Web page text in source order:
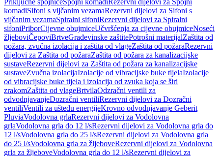
Priključne spojniceSpojni komadiRezervni dijelovi za Spojni
komadiSifoni s vijčanim vezamaRezervni dijelovi za Sifoni s
vijčanim vezamaSpiralni sifoniRezervni dijelovi za Spiralni
sifoniPriborCijevne obujmiceUčvršćenja za cijevne obujmiceNoseći
žljeboviČepoviBrtveGrađevinske zaštitePotrošni materijalZaštita od
požara, zvučna izolacija i zaštita od vlageZaštita od požaraRezervni
dijelovi za Zaštita od požaraZaštita od požara za kanalizacijske
sustaveRezervni dijelovi za Zaštita od požara za kanalizacijske
sustaveZvučna izolacijaIzolacije od vibracijske buke tijelaIzolacije
od vibracijske buke tijela i izolacija od zvuka koja se širi
zrakomZaštita od vlageBrtvilaOdzračni ventili za
odvodnjavanjeDozračni ventiliRezervni dijelovi za Dozračni
ventiliVentili za uštedu energijeKrovno odvodnjavanje Geberit
PluviaVodolovna grlaRezervni dijelovi za Vodolovna
grlaVodolovna grla do 12 l/sRezervni dijelovi za Vodolovna grla do
12 l/sVodolovna grla do 25 l/sRezervni dijelovi za Vodolovna grla
do 25 l/sVodolovna grla za žljeboveRezervni dijelovi za Vodolovna
grla za žljeboveVodolovna grla do 12 l/sRezervni dijelovi za